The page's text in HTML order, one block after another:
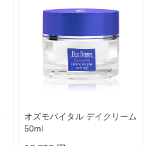
オズモバイタル デイクリーム
50ml